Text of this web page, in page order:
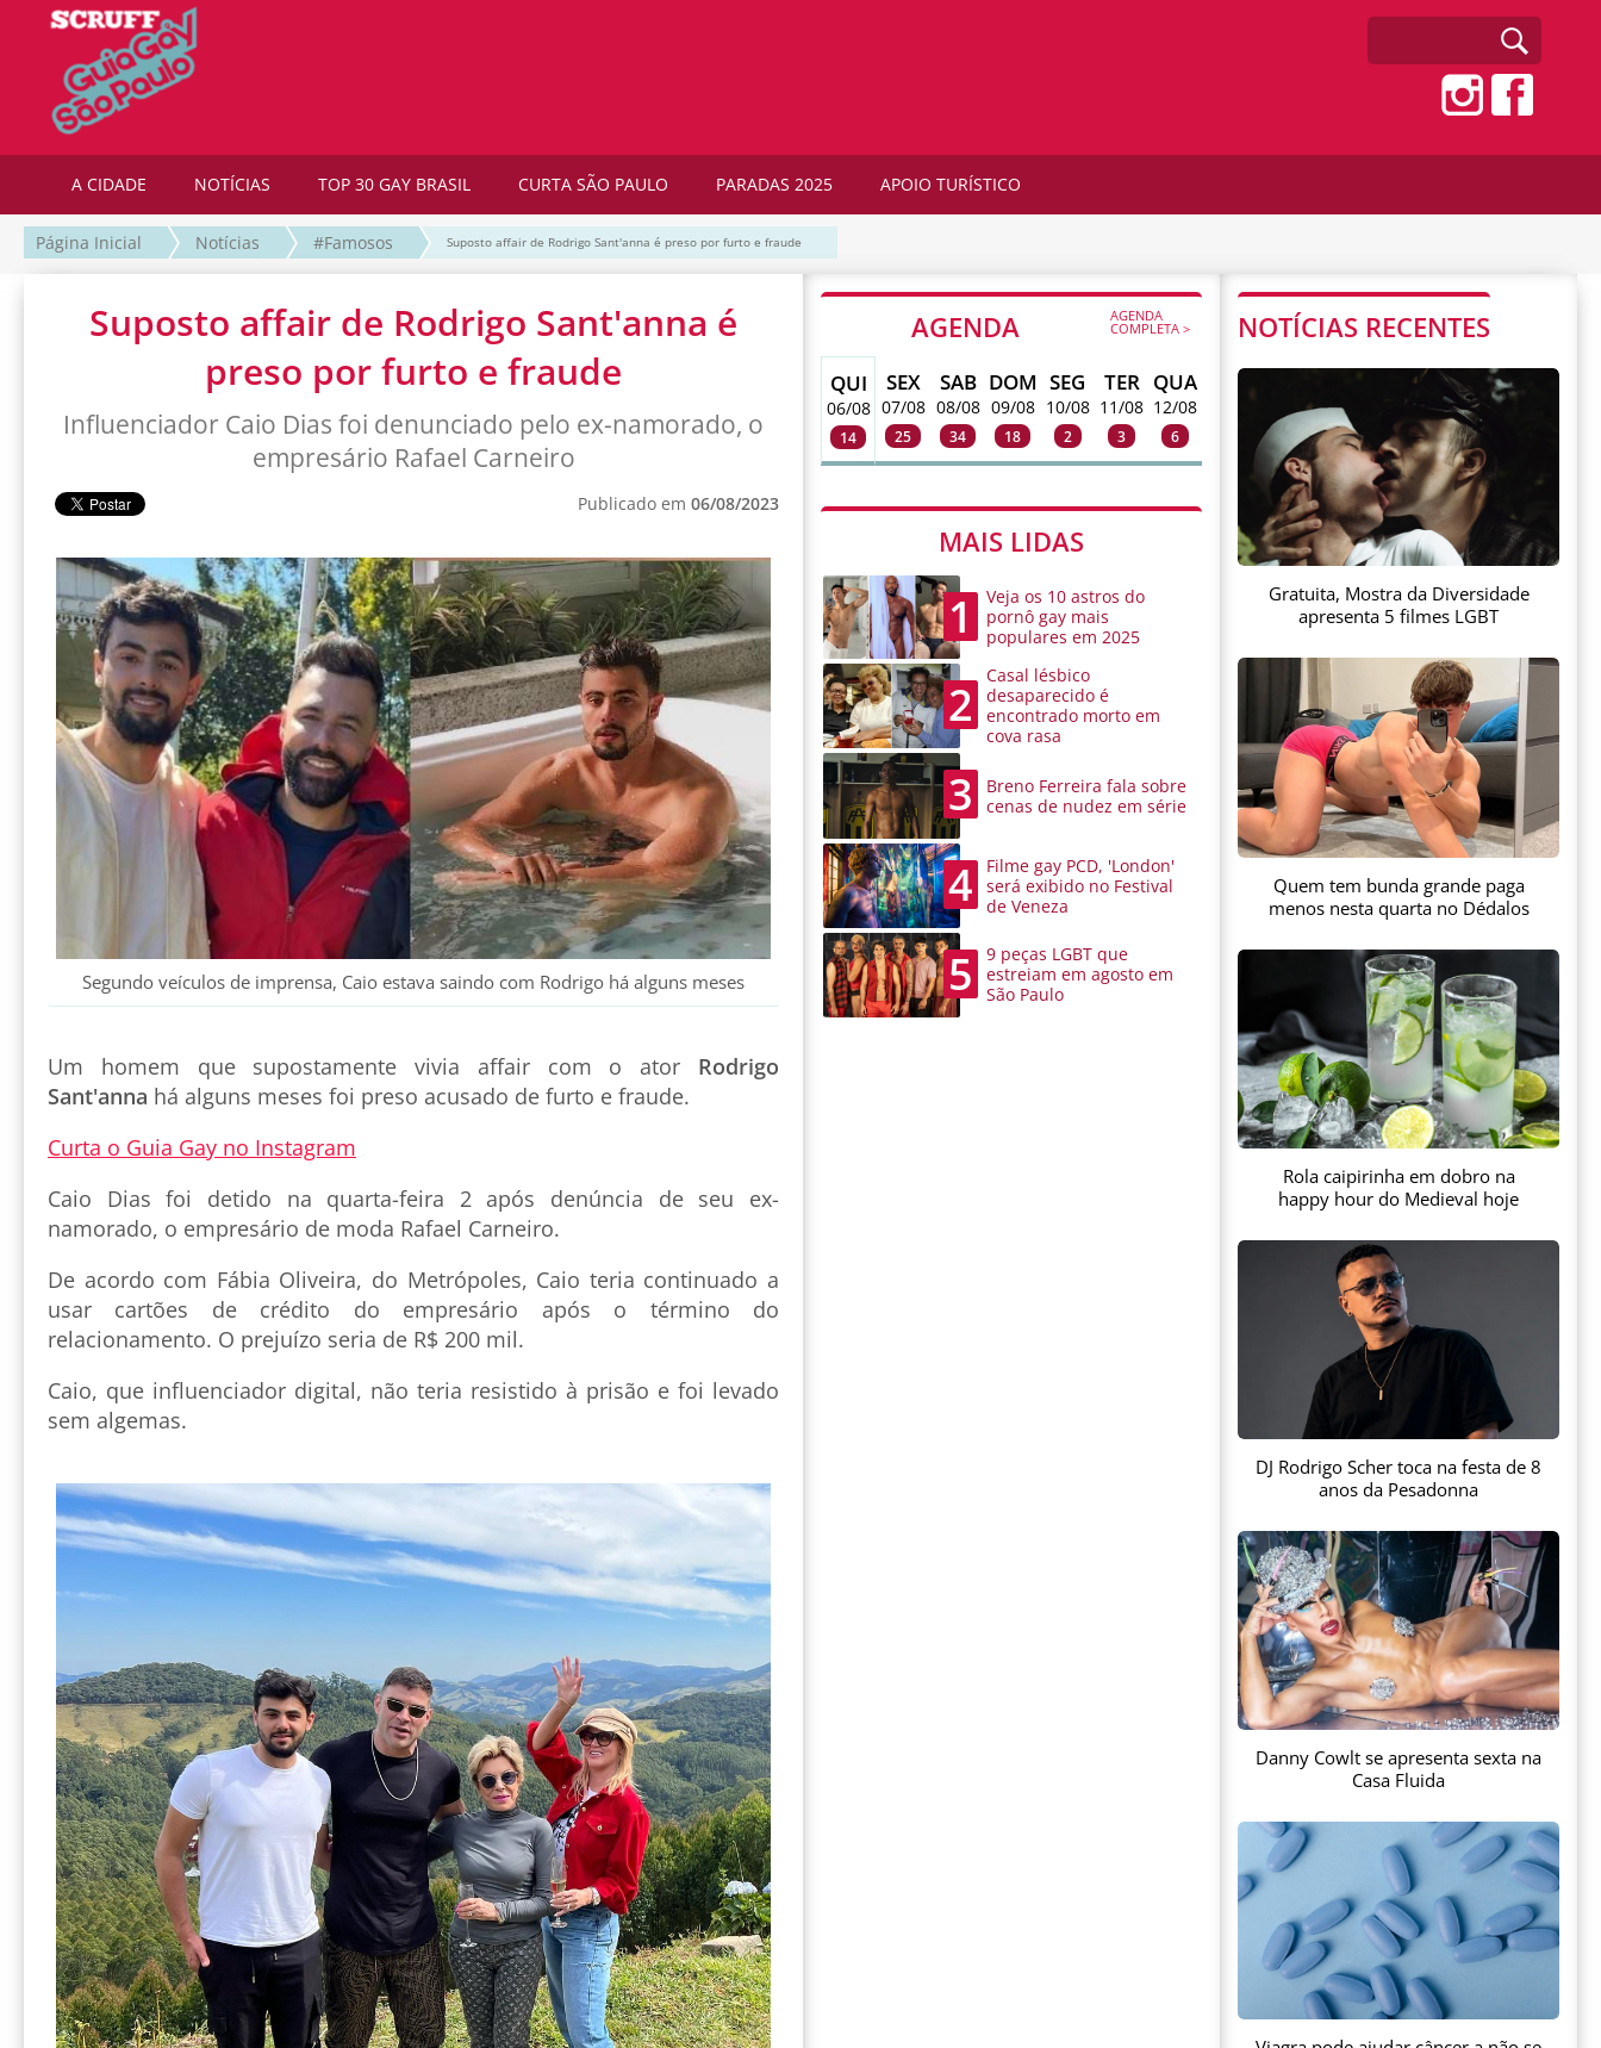
A CIDADE NOTÍCIAS TOP 30 GAY BRASIL CURTA SÃO PAULO PARADAS 2025 APOIO TURÍSTICO
Página Inicial Notícias #Famosos Suposto affair de Rodrigo Sant'anna é preso por furto e fraude
Suposto affair de Rodrigo Sant'anna é
preso por furto e fraude
Influenciador Caio Dias foi denunciado pelo ex-namorado, o
empresário Rafael Carneiro
Publicado em 06/08/2023
Segundo veículos de imprensa, Caio estava saindo com Rodrigo há alguns meses
Um homem que supostamente vivia affair com o ator Rodrigo
Sant'anna há alguns meses foi preso acusado de furto e fraude.
Curta o Guia Gay no Instagram
Caio Dias foi detido na quarta-feira 2 após denúncia de seu ex-
namorado, o empresário de moda Rafael Carneiro.
De acordo com Fábia Oliveira, do Metrópoles, Caio teria continuado a
usar cartões de crédito do empresário após o término do
relacionamento. O prejuízo seria de R$ 200 mil.
Caio, que influenciador digital, não teria resistido à prisão e foi levado
sem algemas.
AGENDA AGENDA
COMPLETA >
QUI
06/08
14
SEX
07/08
25
SAB
08/08
34
DOM
09/08
18
SEG
10/08
2
TER
11/08
3
QUA
12/08
6
MAIS LIDAS
1
Veja os 10 astros do
pornô gay mais
populares em 2025
2
Casal lésbico
desaparecido é
encontrado morto em
cova rasa
3
Breno Ferreira fala sobre
cenas de nudez em série
4
Filme gay PCD, 'London'
será exibido no Festival
de Veneza
5
9 peças LGBT que
estreiam em agosto em
São Paulo
NOTÍCIAS RECENTES
Gratuita, Mostra da Diversidade
apresenta 5 filmes LGBT
Quem tem bunda grande paga
menos nesta quarta no Dédalos
Rola caipirinha em dobro na
happy hour do Medieval hoje
DJ Rodrigo Scher toca na festa de 8
anos da Pesadonna
Danny Cowlt se apresenta sexta na
Casa Fluida